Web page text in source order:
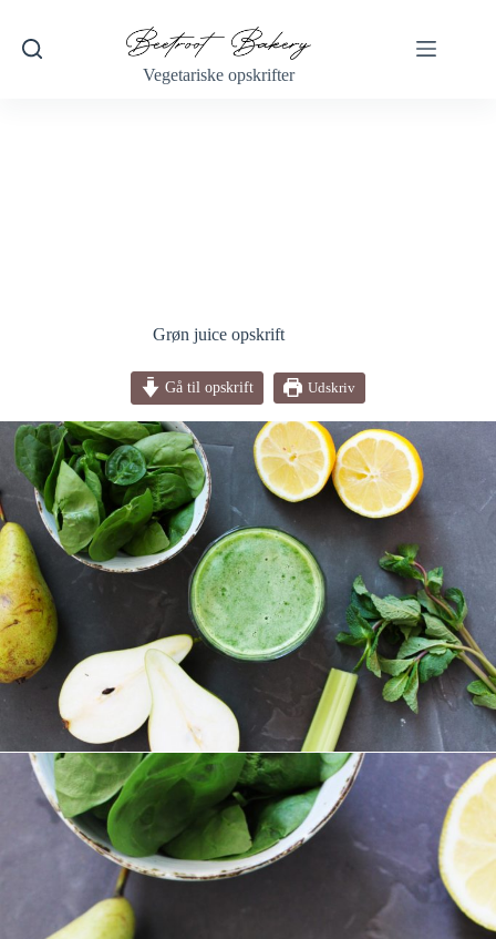
indhold
Vegetariske opskrifter
Grøn juice opskrift
Gå til opskrift Udskriv